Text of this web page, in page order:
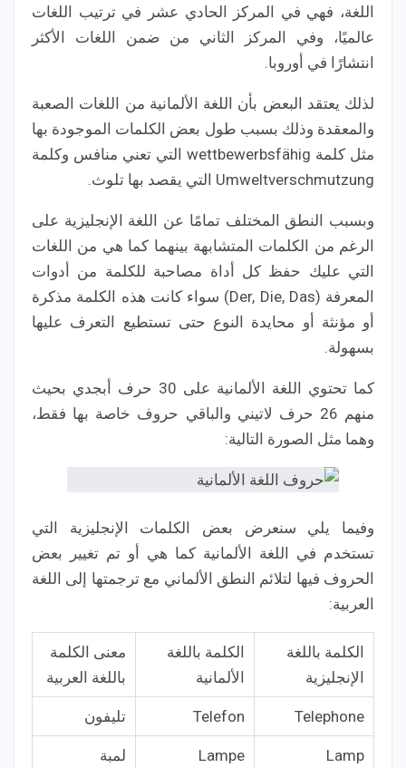
اللغة، فهي في المركز الحادي عشر في ترتيب اللغات
عالميًا، وفي المركز الثاني من ضمن اللغات الأكثر
انتشارًا في أوروبا.
لذلك يعتقد البعض بأن اللغة الألمانية من اللغات الصعبة
والمعقدة وذلك بسبب طول بعض الكلمات الموجودة بها
مثل كلمة wettbewerbsfähig التي تعني منافس وكلمة
Umweltverschmutzung التي يقصد بها تلوث.
وبسبب النطق المختلف تمامًا عن اللغة الإنجليزية على
الرغم من الكلمات المتشابهة بينهما كما هي من اللغات
التي عليك حفظ كل أداة مصاحبة للكلمة من أدوات
المعرفة (Der, Die, Das) سواء كانت هذه الكلمة مذكرة
أو مؤنثة أو محايدة النوع حتى تستطيع التعرف عليها
بسهولة.
كما تحتوي اللغة الألمانية على 30 حرف أبجدي بحيث
منهم 26 حرف لاتيني والباقي حروف خاصة بها فقط،
وهما مثل الصورة التالية:
وفيما يلي سنعرض بعض الكلمات الإنجليزية التي
تستخدم في اللغة الألمانية كما هي أو تم تغيير بعض
الحروف فيها لتلائم النطق الألماني مع ترجمتها إلى اللغة
العربية:
الكلمة باللغة
الإنجليزية
الكلمة باللغة
الألمانية
معنى الكلمة
باللغة العربية
Telephone
Telefon تليفون
Lamp
Lampe لمبة